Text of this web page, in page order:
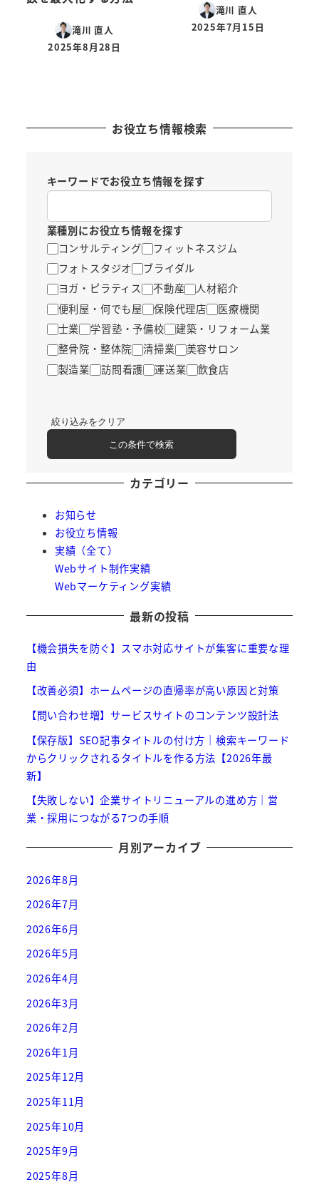
滝川 直人
投稿日
2025年8月28日
滝川 直人
投稿日
2025年7月15日
お役立ち情報検索
キーワードでお役立ち情報を探す
業種別にお役立ち情報を探す
コンサルティング
フィットネスジム
フォトスタジオ
ブライダル
ヨガ・ピラティス
不動産
人材紹介
便利屋・何でも屋
保険代理店
医療機関
士業
学習塾・予備校
建築・リフォーム業
整骨院・整体院
清掃業
美容サロン
製造業
訪問看護 運送業 飲食店
絞り込みをクリア
この条件で検索
カテゴリー
お知らせ
お役立ち情報
実績（全て）
Webサイト制作実績
Webマーケティング実績
最新の投稿
【機会損失を防ぐ】スマホ対応サイトが集客に重要な理
由
【改善必須】ホームページの直帰率が高い原因と対策
【問い合わせ増】サービスサイトのコンテンツ設計法
【保存版】SEO記事タイトルの付け方｜検索キーワード
からクリックされるタイトルを作る方法【2026年最
新】
【失敗しない】企業サイトリニューアルの進め方｜営
業・採用につながる7つの手順
月別アーカイブ
2026年8月
2026年7月
2026年6月
2026年5月
2026年4月
2026年3月
2026年2月
2026年1月
2025年12月
2025年11月
2025年10月
2025年9月
2025年8月